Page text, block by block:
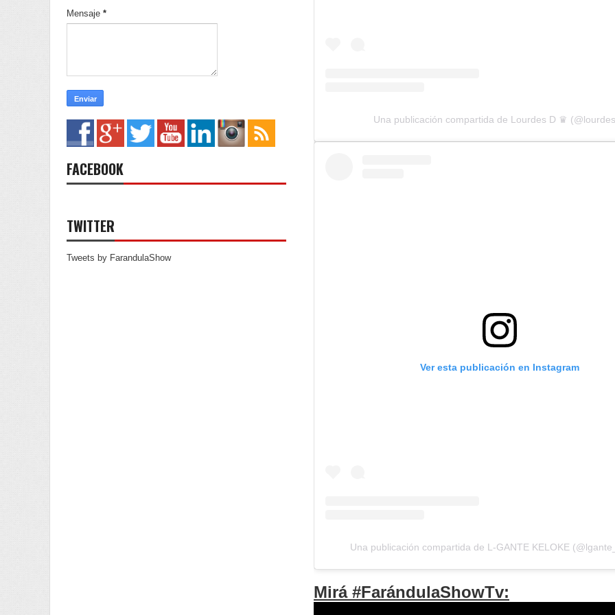
Una publicación compartida de Lourdes D ♛
Ver esta publicación en Instagram
Una publicación compartida de L-GANTE KELOKE
Mirá #FarándulaShowTv:
Mensaje *
FACEBOOK
TWITTER
Tweets by FarandulaShow